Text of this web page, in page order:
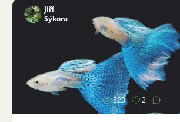
Zdjęcie
Jiří
Sýkora
523 2